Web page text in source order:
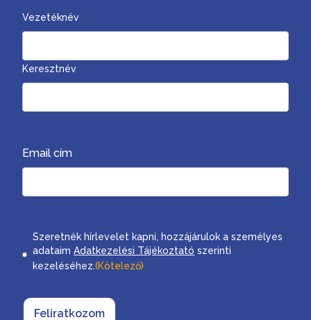
Vezetéknév
Keresztnév
Email cím
Consent
Szeretnék hírlevelet kapni, hozzájárulok a személyes
adataimAdatkezelési Tájékoztató szerinti
kezeléséhez.(Kötelező)
Feliratkozom